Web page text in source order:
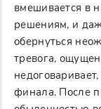
вмешивается в
решениям, и
обернуться
тревога,
финала. После